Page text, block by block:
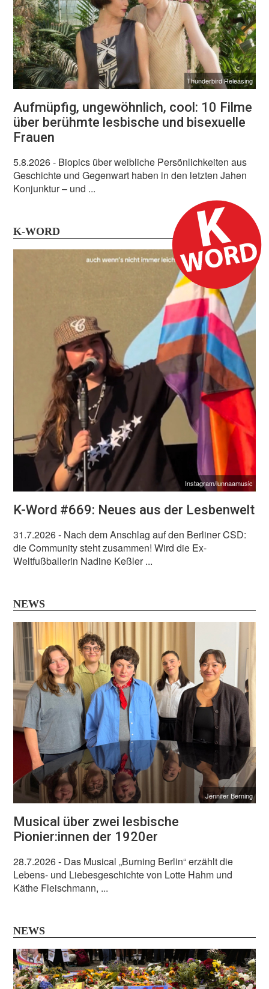
Thunderbird Releasing
Aufmüpfig, ungewöhnlich, cool: 10 Filme
über berühmte lesbische und bisexuelle
Frauen
5.8.2026- Biopics über weibliche Persönlichkeiten aus
Geschichte und Gegenwart haben in den letzten Jahen
Konjunktur – und ...
K-WORD
Instagram/lunnaamusic
K-Word #669: Neues aus der Lesbenwelt
31.7.2026- Nach dem Anschlag auf den Berliner CSD:
die Community steht zusammen! Wird die Ex-
Weltfußballerin Nadine Keßler ...
NEWS
Jennifer Berning
Musical über zwei lesbische
Pionier:innen der 1920er
28.7.2026- Das Musical „Burning Berlin“ erzählt die
Lebens- und Liebesgeschichte von Lotte Hahm und
Käthe Fleischmann, ...
NEWS